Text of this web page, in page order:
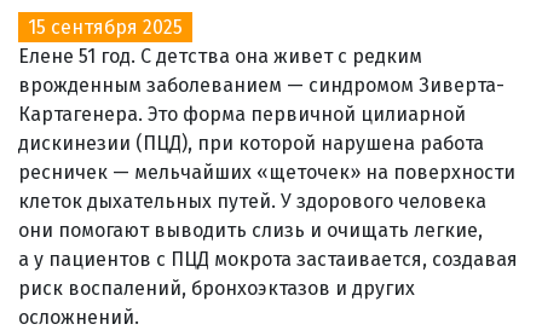
15 сентября 2025
Елене 51 год. С детства она живет с редким
врожденным заболеванием — синдромом Зиверта-
Картагенера. Это форма первичной цилиарной
дискинезии (ПЦД), при которой нарушена работа
ресничек — мельчайших «щеточек» на поверхности
клеток дыхательных путей. У здорового человека
они помогают выводить слизь и очищать легкие,
а у пациентов с ПЦД мокрота застаивается, создавая
риск воспалений, бронхоэктазов и других
осложнений.